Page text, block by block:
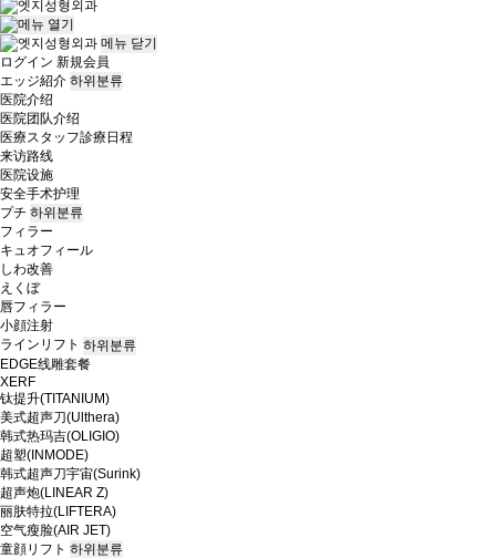
메뉴 닫기
ログイン 新規会員
エッジ紹介 하위분류
医院介绍
医院团队介绍
医療スタッフ診療日程
来访路线
医院设施
安全手术护理
プチ 하위분류
フィラー
キュオフィール
しわ改善
えくぼ
唇フィラー
小顔注射
ラインリフト 하위분류
EDGE线雕套餐
XERF
钛提升(TITANIUM)
美式超声刀(Ulthera)
韩式热玛吉(OLIGIO)
超塑(INMODE)
韩式超声刀宇宙(Surink)
超声炮(LINEAR Z)
丽肤特拉(LIFTERA)
空气瘦脸(AIR JET)
童顔リフト 하위분류